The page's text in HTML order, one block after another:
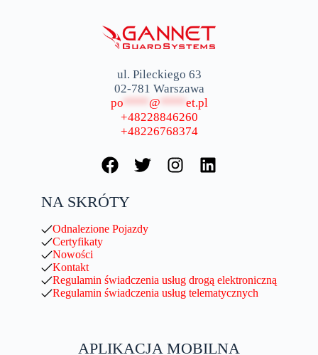
ul. Pileckiego 63
02-781 Warszawa
po **** @ **** et.pl
+48228846260
+48226768374
NA SKRÓTY
Odnalezione Pojazdy
Certyfikaty
Nowości
Kontakt
Regulamin świadczenia usług drogą elektroniczną
Regulamin świadczenia usług telematycznych
APLIKACJA MOBILNA